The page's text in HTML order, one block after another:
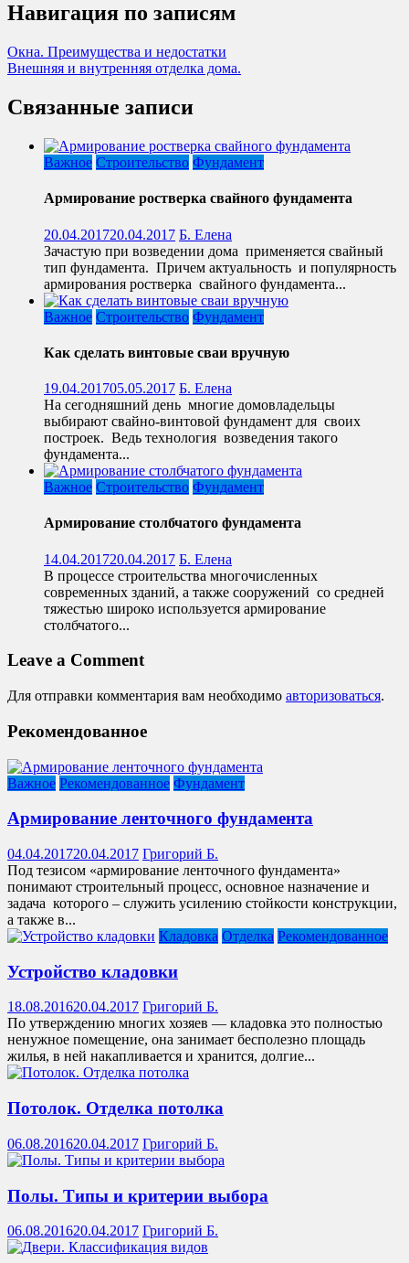
Навигация по записям
Окна. Преимущества и недостатки
Внешняя и внутренняя отделка дома.
Связанные записи
Важное Строительство Фундамент
Армирование ростверка свайного фундамента
20.04.201720.04.2017 Б. Елена
Зачастую при возведении дома применяется свайный
тип фундамента. Причем актуальность и популярность
армирования ростверка свайного фундамента...
Важное Строительство Фундамент
Как сделать винтовые сваи вручную
19.04.201705.05.2017 Б. Елена
На сегодняшний день многие домовладельцы
выбирают свайно-винтовой фундамент для своих
построек. Ведь технология возведения такого
фундамента...
Важное Строительство Фундамент
Армирование столбчатого фундамента
14.04.201720.04.2017 Б. Елена
В процессе строительства многочисленных
современных зданий, а также сооружений со средней
тяжестью широко используется армирование
столбчатого...
Leave a Comment
Для отправки комментария вам необходимо авторизоваться.
Рекомендованное
Важное Рекомендованное Фундамент
Армирование ленточного фундамента
04.04.201720.04.2017 Григорий Б.
Под тезисом «армирование ленточного фундамента»
понимают строительный процесс, основное назначение и
задача которого – служить усилению стойкости конструкции,
а также в...
Кладовка Отделка Рекомендованное
Устройство кладовки
18.08.201620.04.2017 Григорий Б.
По утверждению многих хозяев — кладовка это полностью
ненужное помещение, она занимает бесполезно площадь
жилья, в ней накапливается и хранится, долгие...
Потолок. Отделка потолка
06.08.201620.04.2017 Григорий Б.
Полы. Типы и критерии выбора
06.08.201620.04.2017 Григорий Б.